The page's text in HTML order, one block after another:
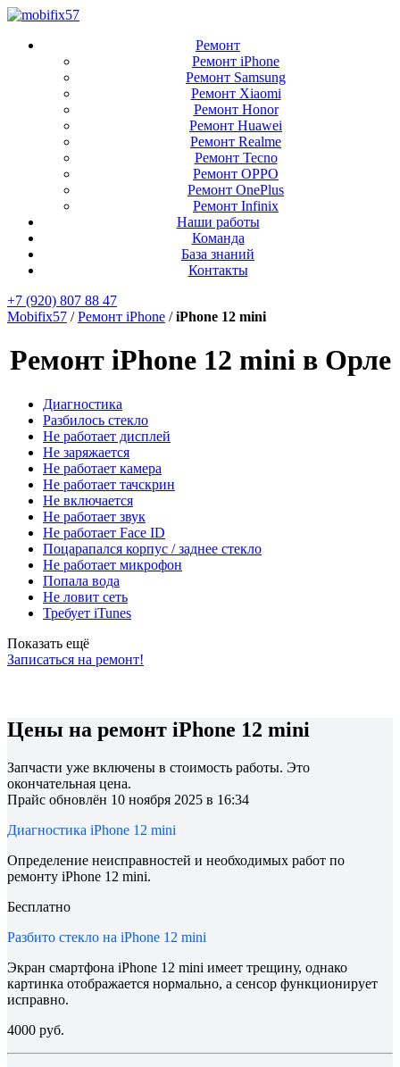
Ремонт
Ремонт iPhone
Ремонт Samsung
Ремонт Xiaomi
Ремонт Honor
Ремонт Huawei
Ремонт Realme
Ремонт Tecno
Ремонт OPPO
Ремонт OnePlus
Ремонт Infinix
Наши работы
Команда
База знаний
Контакты
+7 (920) 807 88 47
Mobifix57 /Ремонт iPhone /iPhone 12 mini
Ремонт iPhone 12 mini в Орле
Диагностика
Разбилось стекло
Не работает дисплей
Не заряжается
Не работает камера
Не работает тачскрин
Не включается
Не работает звук
Не работает Face ID
Поцарапался корпус / заднее стекло
Не работает микрофон
Попала вода
Не ловит сеть
Требует iTunes
Показать ещё
Записаться на ремонт!
Цены на ремонт iPhone 12 mini
Запчасти уже включены в стоимость работы. Это
окончательная цена.
Прайс обновлён 10 ноября 2025 в 16:34
Диагностика iPhone 12 mini
Определение неисправностей и необходимых работ по
ремонту iPhone 12 mini.
Бесплатно
Разбито стекло на iPhone 12 mini
Экран смартфона iPhone 12 mini имеет трещину, однако
картинка отображается нормально, а сенсор функционирует
исправно.
4000 руб.